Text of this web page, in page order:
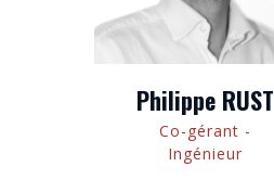
Philippe RUST
Co-gérant -
Ingénieur